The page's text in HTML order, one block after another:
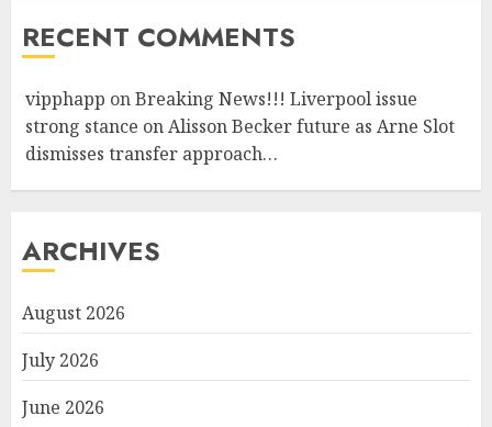
RECENT COMMENTS
vipphapp onBreaking News!!! Liverpool issue
strong stance on Alisson Becker future as Arne Slot
dismisses transfer approach…
ARCHIVES
August 2026
July 2026
June 2026